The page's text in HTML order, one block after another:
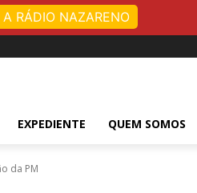
EXPEDIENTE QUEM SOMOS
da PM
RÁDIO NAZARENO